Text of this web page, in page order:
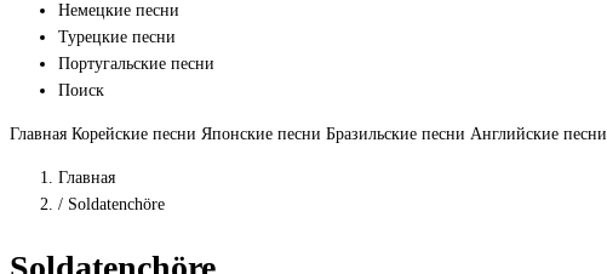
Немецкие песни
Турецкие песни
Португальские песни
Поиск
Главная Корейские песни Японские песни Бразильские песни Английские песни
Главная
/ Soldatenchöre